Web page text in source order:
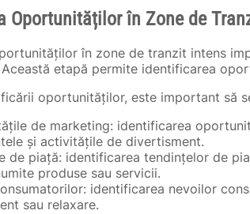
Oportunităților în Zone de
în zone de tranzit intens
etapă permite identificarea
oportunităților, este important să
de marketing: identificarea
și activitățile de divertisment.
de piață: identificarea tendințelor de
produse sau servicii.
identificarea nevoilor
sau relaxare.